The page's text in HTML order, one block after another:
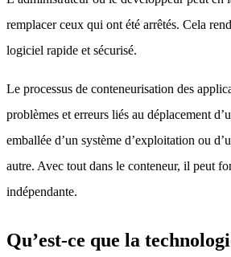
remplacer ceux qui ont été arrêtés. Cela
logiciel rapide et sécurisé.
Le processus de conteneurisation des
problèmes et erreurs liés au déplacement
emballée d’un système d’exploitation ou
autre. Avec tout dans le conteneur, il peut
indépendante.
Qu’est-ce que la